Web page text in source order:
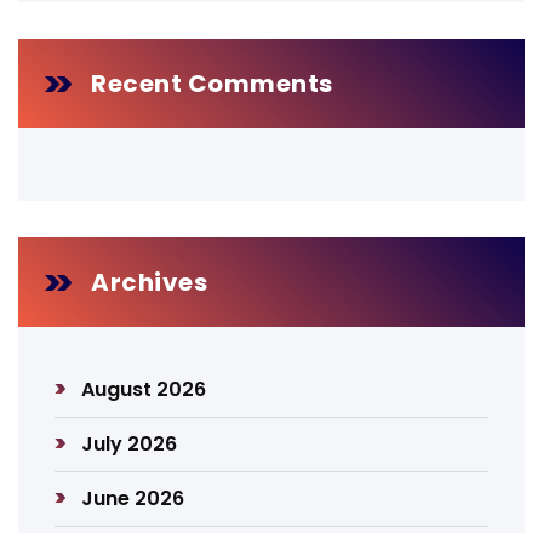
Recent Comments
Archives
August 2026
July 2026
June 2026